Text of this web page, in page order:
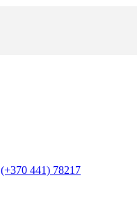
(+370 441) 78217